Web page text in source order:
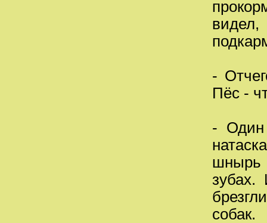
-
Пёс -
- Один
шнырь
зубах.
собак.